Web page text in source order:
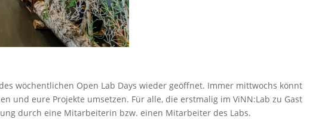
wöchentlichen Open Lab Days wieder geöffnet. Immer mittwochs könnt
und eure Projekte umsetzen. Für alle, die erstmalig im ViNN:Lab zu Gast
durch eine Mitarbeiterin bzw. einen Mitarbeiter des Labs.